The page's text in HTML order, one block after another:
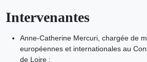
Intervenantes
Anne-Catherine Mercuri, chargée de
européennes et internationales au
de Loire ;